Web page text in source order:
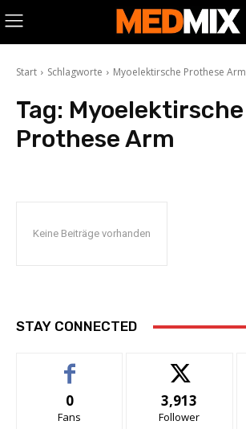
Start Schlagworte Myoelektirsche Prothese Arm
Tag: Myoelektirsche
Prothese Arm
Keine Beiträge vorhanden
STAY CONNECTED
0
Fans
3,913
Follower